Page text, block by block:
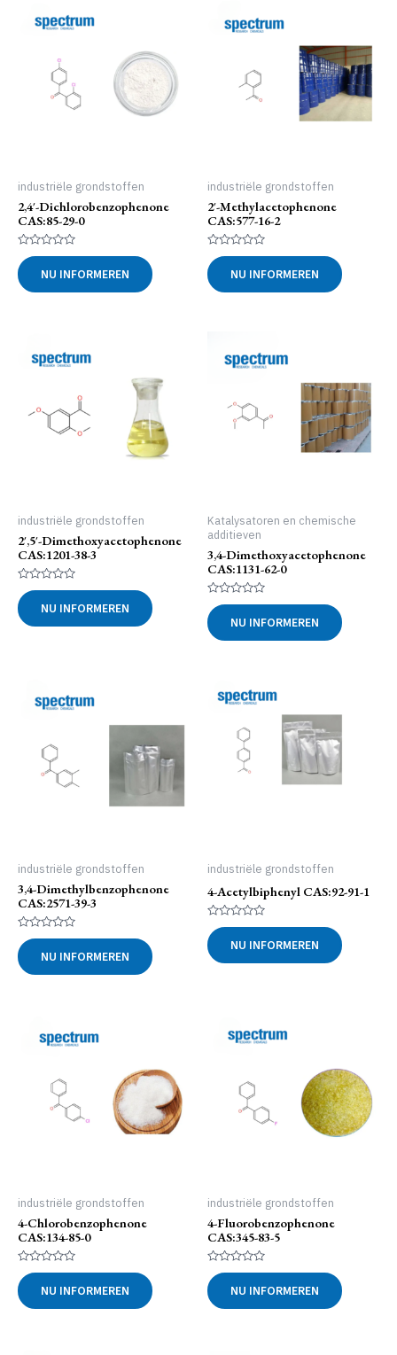
industriële grondstoffen
2,4′-Dichlorobenzophenone
CAS:85-29-0
Gewaardeerd
0
uit
5
NU INFORMEREN
industriële grondstoffen
2′-Methylacetophenone
CAS:577-16-2
Gewaardeerd
0
uit
5
NU INFORMEREN
industriële grondstoffen
2′,5′-Dimethoxyacetophenone
CAS:1201-38-3
Gewaardeerd
0
uit
5
NU INFORMEREN
Katalysatoren en chemische
additieven
3,4-Dimethoxyacetophenone
CAS:1131-62-0
Gewaardeerd
0
uit
5
NU INFORMEREN
industriële grondstoffen
3,4-Dimethylbenzophenone
CAS:2571-39-3
Gewaardeerd
0
uit
5
NU INFORMEREN
industriële grondstoffen
4-Acetylbiphenyl CAS:92-91-1
Gewaardeerd
0
uit
5
NU INFORMEREN
industriële grondstoffen
4-Chlorobenzophenone
CAS:134-85-0
Gewaardeerd
0
uit
5
NU INFORMEREN
industriële grondstoffen
4-Fluorobenzophenone
CAS:345-83-5
Gewaardeerd
0
uit
5
NU INFORMEREN